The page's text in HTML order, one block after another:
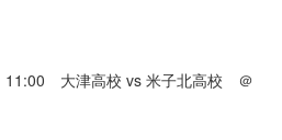
大津高校 vs 米子北高校 ＠